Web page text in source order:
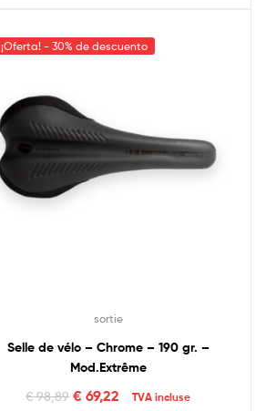
¡Oferta! - 30% de descuento
sortie
Selle de vélo – Chrome – 190 gr. –
Mod.Extrême
€98,89 € 69,22 TVA incluse